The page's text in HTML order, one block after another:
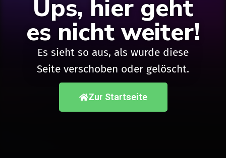
Ups, hier geht
es nicht weiter!
Es sieht so aus, als wurde diese
Seite verschoben oder gelöscht.
Zur Startseite